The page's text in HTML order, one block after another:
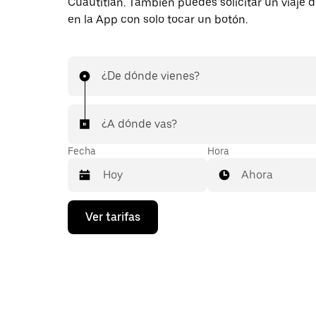
en la App con solo tocar un botón.
¿De dónde vienes?
¿A dónde vas?
Fecha
Presiona
flecha
Hora
Ahora
Ver tarifas